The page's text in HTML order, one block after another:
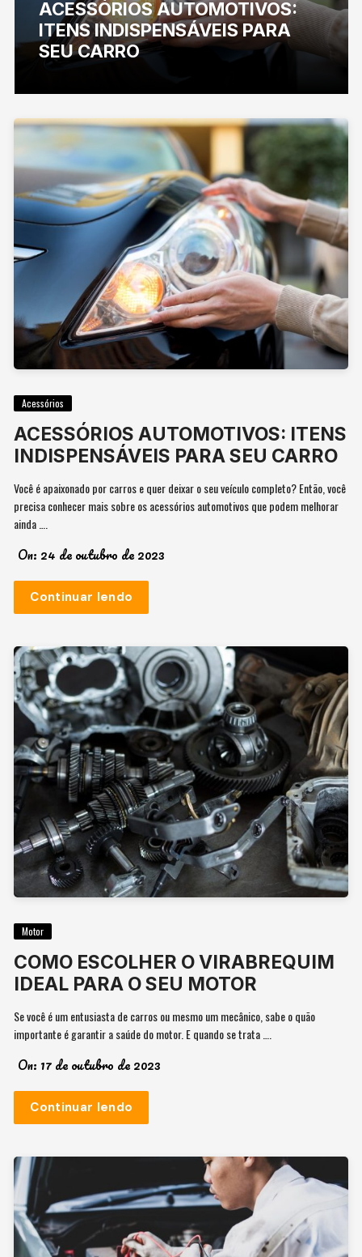
ACESSÓRIOS AUTOMOTIVOS:
ITENS INDISPENSÁVEIS PARA
SEU CARRO
Acessórios
ACESSÓRIOS AUTOMOTIVOS: ITENS
INDISPENSÁVEIS PARA SEU CARRO
Você é apaixonado por carros e quer deixar o seu veículo completo? Então, você
precisa conhecer mais sobre os acessórios automotivos que podem melhorar
ainda ….
On: 24 de outubro de 2023
Continuar lendo
Motor
COMO ESCOLHER O VIRABREQUIM
IDEAL PARA O SEU MOTOR
Se você é um entusiasta de carros ou mesmo um mecânico, sabe o quão
importante é garantir a saúde do motor. E quando se trata ….
On: 17 de outubro de 2023
Continuar lendo